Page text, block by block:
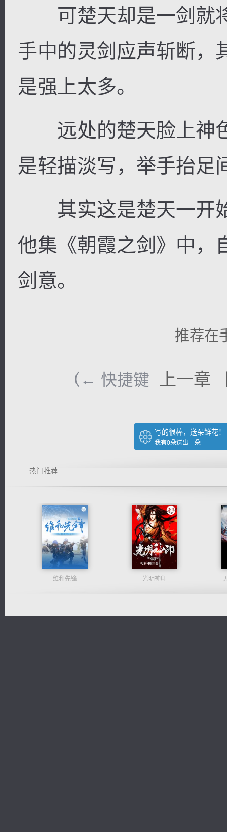
可楚天却是一剑就
手中的灵剑应声斩断，
是强上太多。
远处的楚天脸上神
是轻描淡写，举手抬足
其实这是楚天一开
他集《朝霞之剑》中，
剑意。
推荐在
（← 快捷键 上一章
写的很棒，送朵鲜花！
我有0朵送出一朵
热门推荐
维和先锋 光明神印